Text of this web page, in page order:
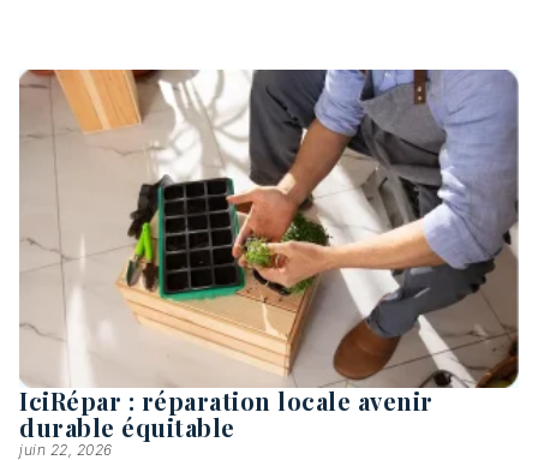
IciRépar : réparation locale avenir
durable équitable​
juin 22, 2026